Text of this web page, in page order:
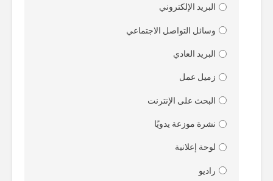
البريد الإلكتروني
وسائل التواصل الاجتماعي
البريد العادي
زميل عمل
البحث على الإنترنت
نشرة موزعة يدويًا
لوحة إعلانية
راديو